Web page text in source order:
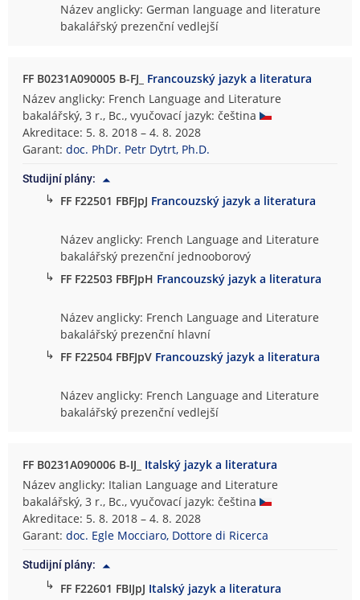
Název anglicky: German language and literature
bakalářský prezenční vedlejší
FF B0231A090005 B-FJ_ Francouzský jazyk a literatura
Název anglicky: French Language and Literature
bakalářský, 3 r., Bc., vyučovací jazyk: čeština
Akreditace: 5. 8. 2018 – 4. 8. 2028
Garant:doc. PhDr. Petr Dytrt, Ph.D.
Studijní plány:
↳ FF F22501 FBFJpJ Francouzský jazyk a literatura
Název anglicky: French Language and Literature
bakalářský prezenční jednooborový
↳ FF F22503 FBFJpH Francouzský jazyk a literatura
Název anglicky: French Language and Literature
bakalářský prezenční hlavní
↳ FF F22504 FBFJpV Francouzský jazyk a literatura
Název anglicky: French Language and Literature
bakalářský prezenční vedlejší
FF B0231A090006 B-IJ_ Italský jazyk a literatura
Název anglicky: Italian Language and Literature
bakalářský, 3 r., Bc., vyučovací jazyk: čeština
Akreditace: 5. 8. 2018 – 4. 8. 2028
Garant:doc. Egle Mocciaro, Dottore di Ricerca
Studijní plány:
↳ FF F22601 FBIJpJ Italský jazyk a literatura